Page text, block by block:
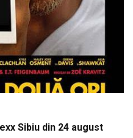
Sibiu din 24 august